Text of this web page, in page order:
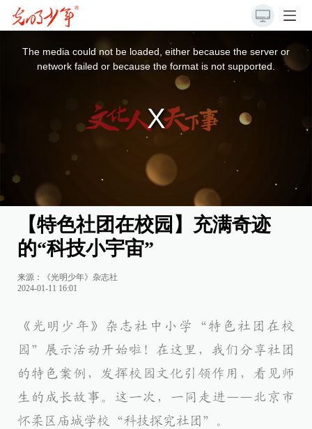
The media could not be loaded, either because the server or
network failed or because the format is not supported.
【特色社团在校园】充满奇迹
的“科技小宇宙”
来源：《光明少年》杂志社
2024-01-11 16:01
《光明少年》杂志社中小学“特色社团在校
园”展示活动开始啦！在这里，我们分享社团
的特色案例，发挥校园文化引领作用，看见师
生的成长故事。这一次，一同走进——北京市
怀柔区庙城学校“科技探究社团”。